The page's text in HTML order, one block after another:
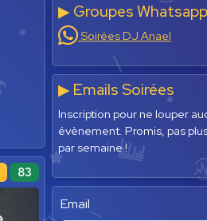
83
▶︎ Groupes Whatsapp
Soirées DJ Anael
▶︎ Emails Soirées
Inscription pour ne louper
évènement. Promis, pas
par semaine !
Email